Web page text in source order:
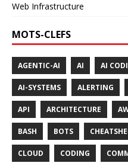
Web Infrastructure
MOTS-CLEFS
AGENTIC-AI AI AI
AI-SYSTEMS ALERTING
API ARCHITECTURE
BASH BOTS
CLOUD CODING